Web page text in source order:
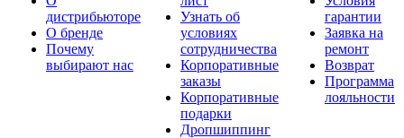
дистрибьюторе
О бренде
Почему
выбирают нас
Узнать об
условиях
сотрудничества
Корпоративные
заказы
Корпоративные
подарки
Дропшиппинг
гарантии
Заявка на
ремонт
Возврат
Программа
лояльности